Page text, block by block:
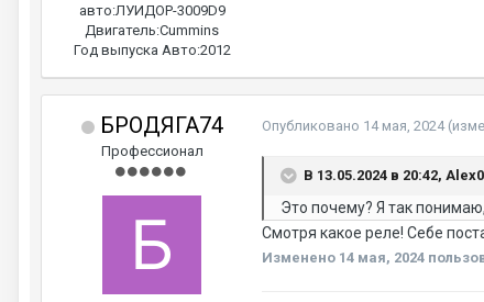
авто:ЛУИДОР-3009D9
Двигатель:Cummins
Год выпуска Авто:2012
БРОДЯГА74
Профессионал
Опубликовано 14 мая, 2024
В 13.05.2024 в 20:42,
Это почему? Я так
Смотря какое реле! Себе
Изменено 14 мая, 2024